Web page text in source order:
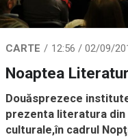
CARTE 12:56 / 02/09/
Noaptea
Douăsprezece
prezenta literatura
culturale,în cadrul